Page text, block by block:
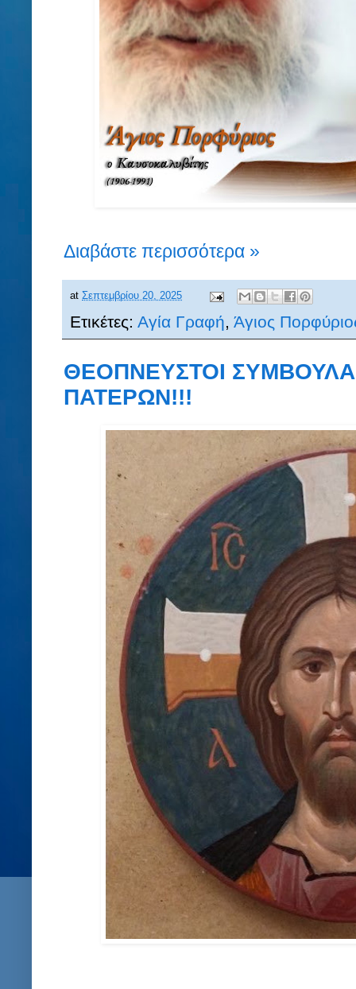
Διαβάστε περισσότερα »
at Σεπτεμβρίου 20, 2025
Ετικέτες: Αγία Γραφή, Άγιος
ΘΕΟΠΝΕΥΣΤΟΙ
ΠΑΤΕΡΩΝ!!!